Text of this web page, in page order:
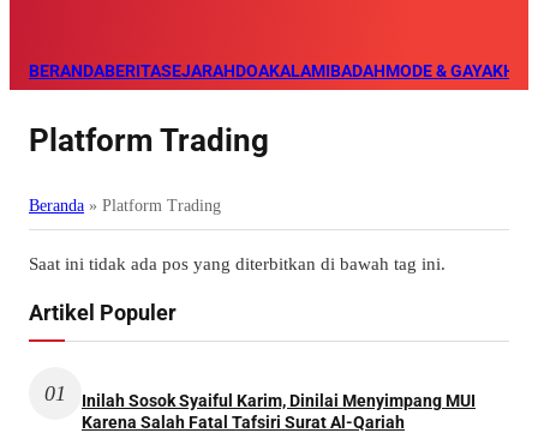
BERANDABERITASEJARAHDOAKALAMIBADAHMODE & GAYA
Platform Trading
Beranda » Platform Trading
Saat ini tidak ada pos yang diterbitkan di bawah tag ini.
Artikel Populer
01
Inilah Sosok Syaiful Karim, Dinilai Menyimpang MUI
Karena Salah Fatal Tafsiri Surat Al-Qariah